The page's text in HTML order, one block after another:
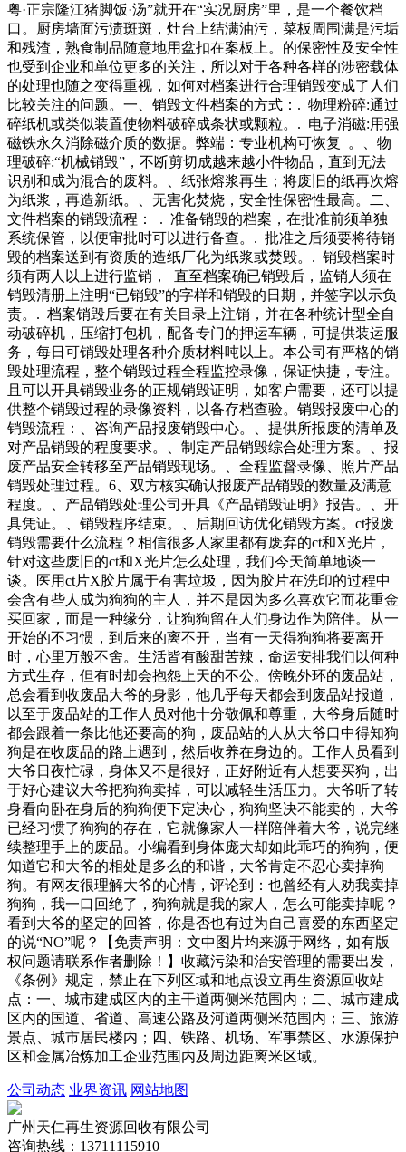
粤·正宗隆江猪脚饭·汤”就开在“实况厨房”里，是一个餐饮档
口。厨房墙面污渍斑斑，灶台上结满油污，菜板周围满是污垢
和残渣，熟食制品随意地用盆扣在案板上。的保密性及安全性
也受到企业和单位更多的关注，所以对于各种各样的涉密载体
的处理也随之变得重视，如何对档案进行合理销毁变成了人们
比较关注的问题。一、销毁文件档案的方式：. 物理粉碎:通过
碎纸机或类似装置使物料破碎成条状或颗粒。. 电子消磁:用强
磁铁永久消除磁介质的数据。弊端：专业机构可恢复 。、物
理破碎:“机械销毁”，不断剪切成越来越小件物品，直到无法
识别和成为混合的废料。、纸张熔浆再生；将废旧的纸再次熔
为纸浆，再造新纸。、无害化焚烧，安全性保密性最高。二、
文件档案的销毁流程： . 准备销毁的档案，在批准前须单独
系统保管，以便审批时可以进行备查。. 批准之后须要将待销
毁的档案送到有资质的造纸厂化为纸浆或焚毁。. 销毁档案时
须有两人以上进行监销， 直至档案确已销毁后，监销人须在
销毁清册上注明“已销毁”的字样和销毁的日期，并签字以示负
责。. 档案销毁后要在有关目录上注销，并在各种统计型全自
动破碎机，压缩打包机，配备专门的押运车辆，可提供装运服
务，每日可销毁处理各种介质材料吨以上。本公司有严格的销
毁处理流程，整个销毁过程全程监控录像，保证快捷，专注。
且可以开具销毁业务的正规销毁证明，如客户需要，还可以提
供整个销毁过程的录像资料，以备存档查验。销毁报废中心的
销毁流程：、咨询产品报废销毁中心。、提供所报废的清单及
对产品销毁的程度要求。、制定产品销毁综合处理方案。、报
废产品安全转移至产品销毁现场。、全程监督录像、照片产品
销毁处理过程。6、双方核实确认报废产品销毁的数量及满意
程度。、产品销毁处理公司开具《产品销毁证明》报告。、开
具凭证。、销毁程序结束。、后期回访优化销毁方案。ct报废
销毁需要什么流程？相信很多人家里都有废弃的ct和X光片，
针对这些废旧的ct和X光片怎么处理，我们今天简单地谈一
谈。医用ct片X胶片属于有害垃圾，因为胶片在洗印的过程中
会含有些人成为狗狗的主人，并不是因为多么喜欢它而花重金
买回家，而是一种缘分，让狗狗留在人们身边作为陪伴。从一
开始的不习惯，到后来的离不开，当有一天得狗狗将要离开
时，心里万般不舍。生活皆有酸甜苦辣，命运安排我们以何种
方式生存，但有时却会抱怨上天的不公。傍晚外环的废品站，
总会看到收废品大爷的身影，他几乎每天都会到废品站报道，
以至于废品站的工作人员对他十分敬佩和尊重，大爷身后随时
都会跟着一条比他还要高的狗，废品站的人从大爷口中得知狗
狗是在收废品的路上遇到，然后收养在身边的。工作人员看到
大爷日夜忙碌，身体又不是很好，正好附近有人想要买狗，出
于好心建议大爷把狗狗卖掉，可以减轻生活压力。大爷听了转
身看向卧在身后的狗狗便下定决心，狗狗坚决不能卖的，大爷
已经习惯了狗狗的存在，它就像家人一样陪伴着大爷，说完继
续整理手上的废品。小编看到身体庞大却如此乖巧的狗狗，便
知道它和大爷的相处是多么的和谐，大爷肯定不忍心卖掉狗
狗。有网友很理解大爷的心情，评论到：也曾经有人劝我卖掉
狗狗，我一口回绝了，狗狗就是我的家人，怎么可能卖掉呢？
看到大爷的坚定的回答，你是否也有过为自己喜爱的东西坚定
的说“NO”呢？【免责声明：文中图片均来源于网络，如有版
权问题请联系作者删除！】收藏污染和治安管理的需要出发，
《条例》规定，禁止在下列区域和地点设立再生资源回收站
点：一、城市建成区内的主干道两侧米范围内；二、城市建成
区内的国道、省道、高速公路及河道两侧米范围内；三、旅游
景点、城市居民楼内；四、铁路、机场、军事禁区、水源保护
区和金属冶炼加工企业范围内及周边距离米区域。
公司动态 业界资讯 网站地图
广州天仁再生资源回收有限公司
咨询热线：13711115910